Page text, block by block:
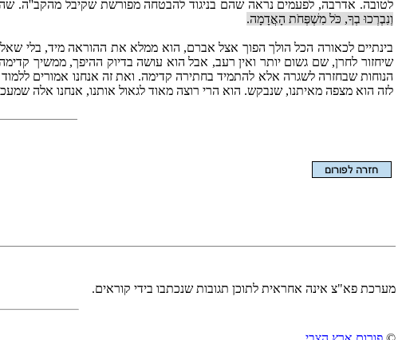
לטובה. אדרבה, לפעמים נראה שהם בניגוד להבטחה מפורשת שקיבל מהקב''ה.
וְנִבְרְכוּ בְךָ, כֹּל מִשְׁפְּחֹת הָאֲדָמָה.
בינתיים לכאורה הכל הולך הפוך אצל אברם, הוא ממלא את ההוראה מיד, בלי
שיחזור לחרן, שם גשום יותר ואין רעב, אבל הוא עושה בדיוק ההיפך, ממשיך
הנוחות שבחזרה לשגרה אלא להתמיד בחתירה קדימה. ואת זה אנחנו אמורים
לזה הוא מצפה מאיתנו, שנבקש. הוא הרי רוצה מאוד לגאול אותנו, אנחנו אלה
מערכת פא"צ אינה אחראית לתוכן תגובות שנכתבו בידי קוראים.